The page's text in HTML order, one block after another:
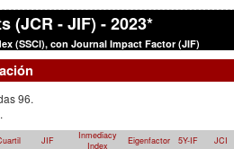
(JCR - JIF) - 2023*
(SSCI), con Journal Impact Factor (JIF)
96.
JIF
Inmediacy
Index
Eigenfactor 5Y-IF JCI